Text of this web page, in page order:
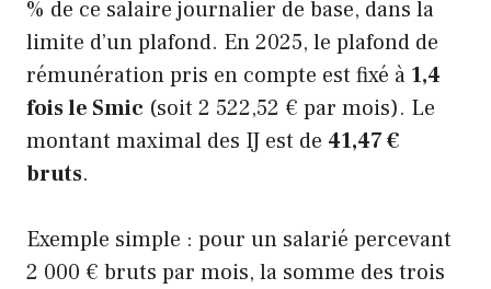
% de ce salaire journalier de base, dans la
limite d’un plafond. En 2025, le plafond de
rémunération pris en compte est fixé à 1,4
fois le Smic (soit 2 522,52 € par mois). Le
montant maximal des IJ est de 41,47 €
bruts.
Exemple simple : pour un salarié percevant
2 000 € bruts par mois, la somme des trois